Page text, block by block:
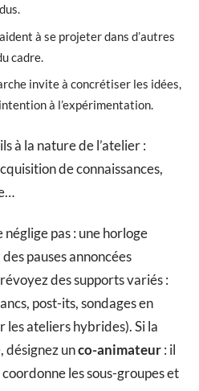
à se projeter dans d’autres
cadre.
invite à concrétiser les idées,
à l’expérimentation.
à la nature de l’atelier :
de connaissances,
néglige pas : une horloge
pauses annoncées
des supports variés :
post-its, sondages en
les ateliers hybrides). Si la
désignez unco-animateur: il
les sous-groupes et